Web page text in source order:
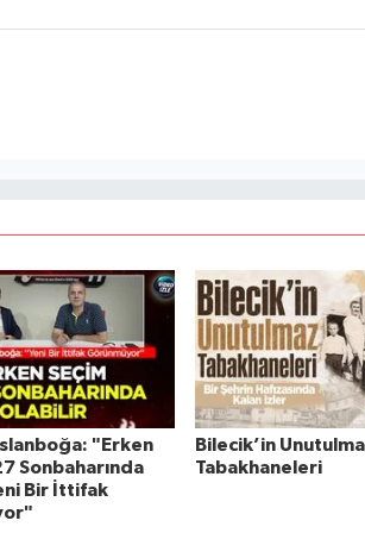
"Erken
Sonbaharında
Bir İttifak
Bilecik’in
Tabakhaneleri